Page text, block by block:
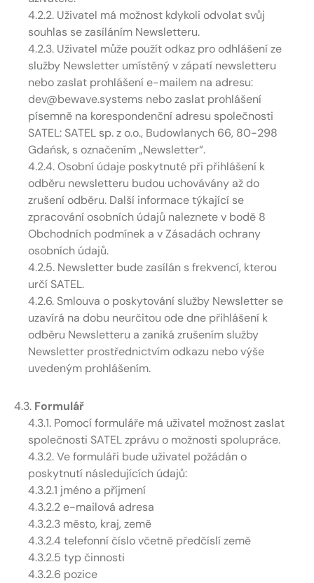
4.2.2. Uživatel má možnost kdykoli odvolat svůj
souhlas se zasíláním Newsletteru.
4.2.3. Uživatel může použít odkaz pro odhlášení ze
služby Newsletter umístěný v zápatí newsletteru
nebo zaslat prohlášení e-mailem na adresu:
dev@bewave.systems nebo zaslat prohlášení
písemně na korespondenční adresu společnosti
SATEL: SATEL sp. z o.o., Budowlanych 66, 80-298
Gdańsk, s označením „Newsletter“.
4.2.4. Osobní údaje poskytnuté při přihlášení k
odběru newsletteru budou uchovávány až do
zrušení odběru. Další informace týkající se
zpracování osobních údajů naleznete v bodě 8
Obchodních podmínek a v Zásadách ochrany
osobních údajů.
4.2.5. Newsletter bude zasílán s frekvencí, kterou
určí SATEL.
4.2.6. Smlouva o poskytování služby Newsletter se
uzavírá na dobu neurčitou ode dne přihlášení k
odběru Newsletteru a zaniká zrušením služby
Newsletter prostřednictvím odkazu nebo výše
uvedeným prohlášením.
4.3. Formulář
4.3.1. Pomocí formuláře má uživatel možnost zaslat
společnosti SATEL zprávu o možnosti spolupráce.
4.3.2. Ve formuláři bude uživatel požádán o
poskytnutí následujících údajů:
4.3.2.1 jméno a příjmení
4.3.2.2 e-mailová adresa
4.3.2.3 město, kraj, země
4.3.2.4 telefonní číslo včetně předčíslí země
4.3.2.5 typ činnosti
4.3.2.6 pozice